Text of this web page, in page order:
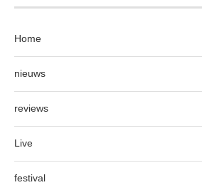
Home
nieuws
reviews
Live
festival